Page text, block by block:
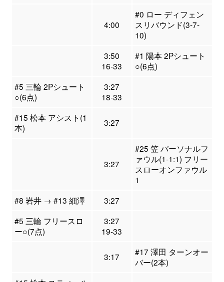
4:00
#0 ロー ディフェン
スリバウンド(3-7-
10)
3:50
16-33
#1 陽本 2Pシュート
○(6点)
#5 三輪 2Pシュート
○(6点)
3:27
18-33
#15 松本 アシスト(1
本)
3:27
3:27
#25 笠 パーソナルフ
ァウル(1-1:1) フリー
スローオンファウル
1
#8 岩井 → #13 細澤
3:27
#5 三輪 フリースロ
ー○(7点)
3:27
19-33
3:17
#17 澤田 ターンオー
バー(2本)